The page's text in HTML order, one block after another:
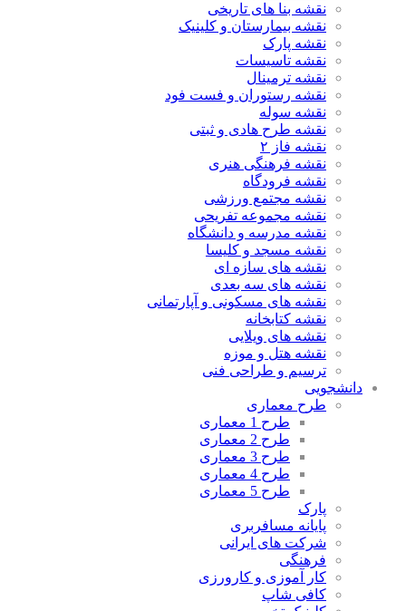
نقشه بنا های تاریخی
نقشه بیمارستان و کلینیک
نقشه پارک
نقشه تاسیسات
نقشه ترمینال
نقشه رستوران و فست فود
نقشه سوله
نقشه طرح هادی و ثبتی
نقشه فاز ۲
نقشه فرهنگی هنری
نقشه فرودگاه
نقشه مجتمع ورزشی
نقشه مجموعه تفریحی
نقشه مدرسه و دانشگاه
نقشه مسجد و کلیسا
نقشه های سازه ای
نقشه های سه بعدی
نقشه های مسکونی و آپارتمانی
نقشه کتابخانه
نقشه های ویلایی
نقشه هتل و موزه
ترسیم و طراحی فنی
دانشجویی
طرح معماری
طرح 1 معماری
طرح 2 معماری
طرح 3 معماری
طرح 4 معماری
طرح 5 معماری
پارک
پایانه مسافربری
شرکت های ایرانی
فرهنگی
کار آموزی و کارورزی
کافی شاپ